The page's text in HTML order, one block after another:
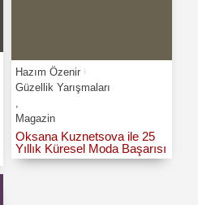
Hazım Özenir
Güzellik Yarışmaları
Magazin
Oksana Kuznetsova ile 25
Yıllık Küresel Moda Başarısı